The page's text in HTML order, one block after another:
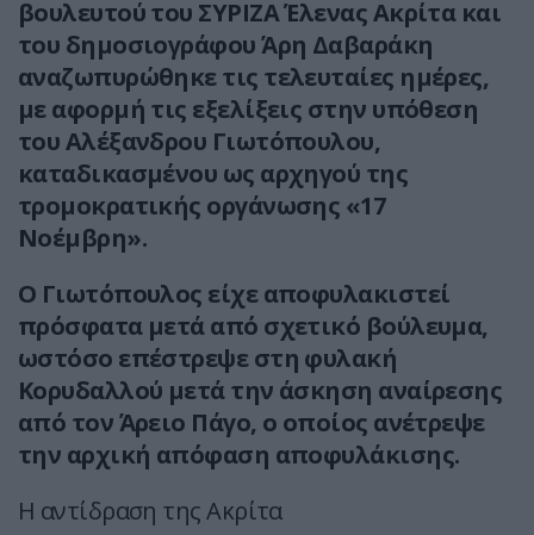
βουλευτού του ΣΥΡΙΖΑ Έλενας Ακρίτα και
του δημοσιογράφου Άρη Δαβαράκη
αναζωπυρώθηκε τις τελευταίες ημέρες,
με αφορμή τις εξελίξεις στην υπόθεση
του Αλέξανδρου Γιωτόπουλου,
καταδικασμένου ως αρχηγού της
τρομοκρατικής οργάνωσης «17
Νοέμβρη».
Ο Γιωτόπουλος είχε αποφυλακιστεί
πρόσφατα μετά από σχετικό βούλευμα,
ωστόσο επέστρεψε στη φυλακή
Κορυδαλλού μετά την άσκηση αναίρεσης
από τον Άρειο Πάγο, ο οποίος ανέτρεψε
την αρχική απόφαση αποφυλάκισης.
Η αντίδραση της Ακρίτα